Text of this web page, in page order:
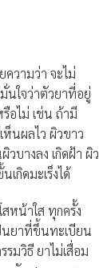
วามว่า จะไม่
นใจว่าตัวยาที่อยู่
อไม่ เช่น ถ้ามี
นผลไว ผิวขาว
บางลง เกิดฝ้า ผิว
เกิดมะเร็งได้
หน้าใส ทุกครั้ง
นยาที่ขึ้นทะเบียน
มวิธี ยาไม่เสื่อม